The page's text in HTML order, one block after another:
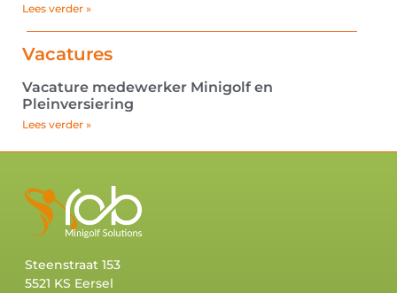
Lees verder »
Vacatures
Vacature medewerker Minigolf en
Pleinversiering
Lees verder »
Steenstraat 153
5521 KS Eersel